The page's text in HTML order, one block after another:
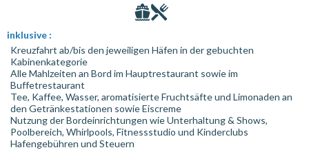
inklusive :
Kreuzfahrt ab/bis den jeweiligen Häfen in der gebuchten
Kabinenkategorie
Alle Mahlzeiten an Bord im Hauptrestaurant sowie im
Buffetrestaurant
Tee, Kaffee, Wasser, aromatisierte Fruchtsäfte und Limonaden an
den Getränkestationen sowie Eiscreme
Nutzung der Bordeinrichtungen wie Unterhaltung & Shows,
Poolbereich, Whirlpools, Fitnessstudio und Kinderclubs
Hafengebühren und Steuern